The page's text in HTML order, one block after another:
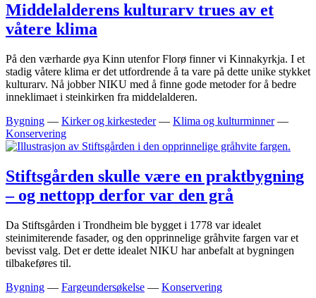
Middelalderens kulturarv trues av et
våtere klima
På den værharde øya Kinn utenfor Florø finner vi Kinnakyrkja. I et
stadig våtere klima er det utfordrende å ta vare på dette unike stykket
kulturarv. Nå jobber NIKU med å finne gode metoder for å bedre
inneklimaet i steinkirken fra middelalderen.
Bygning — Kirker og kirkesteder — Klima og kulturminner —
Konservering
Stiftsgården skulle være en praktbygning
– og nettopp derfor var den grå
Da Stiftsgården i Trondheim ble bygget i 1778 var idealet
steinimiterende fasader, og den opprinnelige gråhvite fargen var et
bevisst valg. Det er dette idealet NIKU har anbefalt at bygningen
tilbakeføres til.
Bygning — Fargeundersøkelse — Konservering